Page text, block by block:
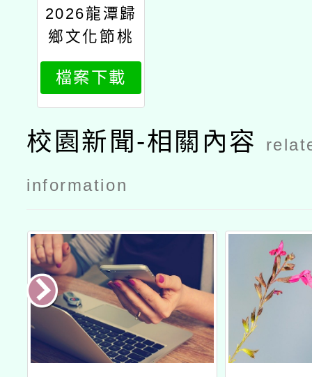
2026龍潭歸
鄉文化節桃
園市市長盃
龍舟賽競賽
規程
檔案下載
校園新聞-相關內容
information